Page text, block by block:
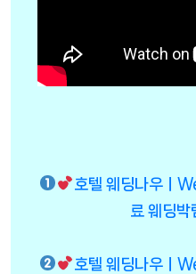
호텔 웨딩나우ㅣ
료 웨딩박
호텔 웨딩나우ㅣ